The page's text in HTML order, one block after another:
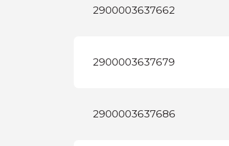
2900003637662
2900003637679
2900003637686